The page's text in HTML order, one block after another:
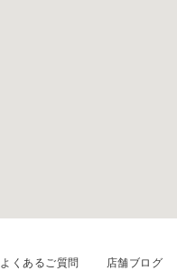
よくあるご質問 店舗ブログ